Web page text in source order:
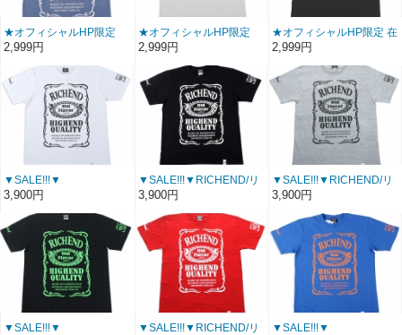
★オフィシャルHP限定
SALE在庫限り！★
▼39％OFF▼
RICHEND/リッチエンド
VネックＴシャツ
【HYBRID V】
ヘザーブルー
〔 アメージング 服 〕
2,999円
★オフィシャルHP限定
SALE在庫限り！★
▼41％OFF▼
RICHEND/リッチエンド
ＶネックＴシャツ 【THE
ONE V】
ホワイトｘブラック
〔 アメージング 通販〕
2,999円
★オフィシャルHP限定 在
庫限りSALE★
▼41％OFF▼
RICHEND/リッチエンド
ＶネックＴシャツ 【THE
ONE V】
ブラックｘホワイト
〔 アメージング 通販〕
2,999円
▼SALE!!!▼
RICHEND/リッチエンド
ブリッド】
ホワイト×ブラック
〔 アメージング 服 〕
3,900円
▼SALE!!!▼RICHEND/リ
ッチエンド Ｔシャツ
ド】ブラック×ホワイト〔
アメージング 服 〕
3,900円
▼SALE!!!▼RICHEND/リ
ッチエンド Ｔシャツ
ド】グレー×ブラック〔
アメージング 服 〕
3,900円
▼SALE!!!▼
▼SALE!!!▼RICHEND/リ
▼SALE!!!▼